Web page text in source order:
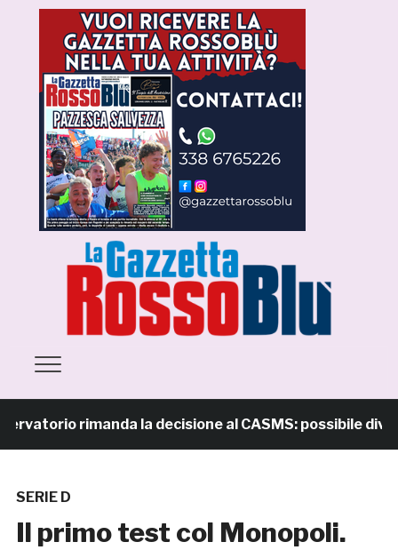
rimanda la decisione al CASMS: possibile divieto
SERIE D
Il primo test col Monopoli.